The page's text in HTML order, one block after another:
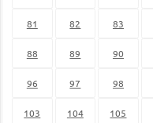
81 82 83
88 89 90
96 97 98
103 104 105